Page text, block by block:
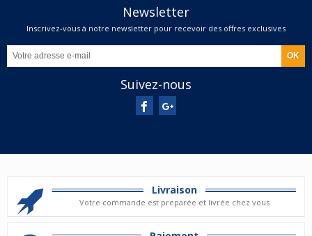
Newsletter
Inscrivez-vous à notre newsletter pour recevoir des offres exclusives
Suivez-nous
Livraison
Votre commande est preparée et livrée chez vous